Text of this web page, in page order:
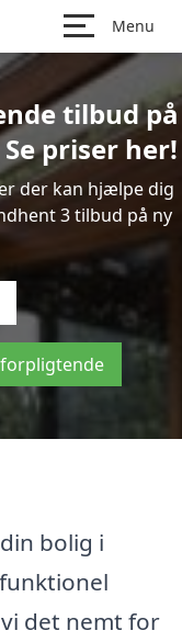
Menu
tilbud på
priser her!
der kan hjælpe dig
3 tilbud på ny
bolig i
det nemt for